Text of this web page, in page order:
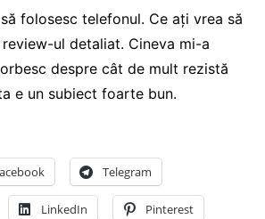
folosesc telefonul. Ce ați vrea să
ul detaliat. Cineva mi-a
despre cât de mult rezistă
e un subiect foarte bun.
Telegram
LinkedIn Pinterest